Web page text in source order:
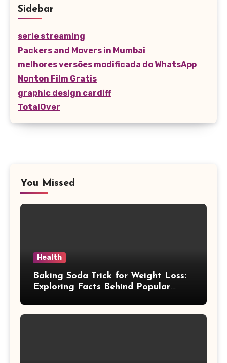
Sidebar
serie streaming
Packers and Movers in Mumbai
melhores versões modificada do WhatsApp
Nonton Film Gratis
graphic design cardiff
TotalOver
You Missed
Health
Baking Soda Trick for Weight Loss:
Exploring Facts Behind Popular